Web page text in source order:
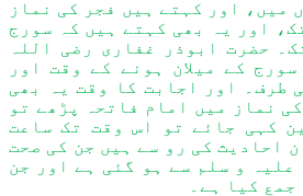
میں، اور کہتے ہیں فجر کی نماز
اور یہ بھی کہتے ہیں کہ سورج
حضرت ابوذر غفاری رضی اللہ
کے میلان ہونے کے وقت اور
طرف۔ اور اجابت کا وقت یہ بھی
نماز میں امام فاتحہ پڑھے تو
کہی جائے تو اس وقت تک ساعت
احادیث کی رو سے ہیں جن کی صحت
علیہ و سلم سے ہو گئی ہے اور جن
کیا ہے۔